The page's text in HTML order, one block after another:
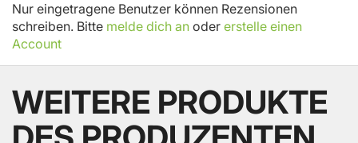
Nur eingetragene Benutzer können Rezensionen
schreiben. Bitte melde dich an oder erstelle einen
Account
WEITERE PRODUKTE